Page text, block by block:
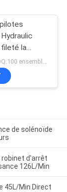
la
3quilibrage
cartouche
negotiable MOQ:100 ensembles
de solénoïde
robinet d'arrêt
126L/Min
45L/Min Direct